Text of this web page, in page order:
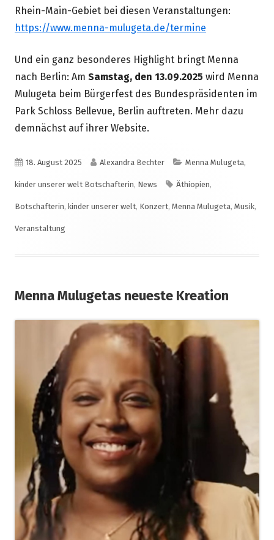
Rhein-Main-Gebiet bei diesen Veranstaltungen:
https://www.menna-mulugeta.de/termine
Und ein ganz besonderes Highlight bringt Menna
nach Berlin: Am Samstag, den 13.09.2025 wird Menna
Mulugeta beim Bürgerfest des Bundespräsidenten im
Park Schloss Bellevue, Berlin auftreten. Mehr dazu
demnächst auf ihrer Website.
Veröffentlicht
am
18. August 2025 Autor
Alexandra Bechter Kategorien
Menna Mulugeta,
kinder unserer welt Botschafterin, News Schlagwörter
Äthiopien,
Botschafterin, kinder unserer welt, Konzert, Menna Mulugeta, Musik,
Veranstaltung
Menna Mulugetas neueste Kreation